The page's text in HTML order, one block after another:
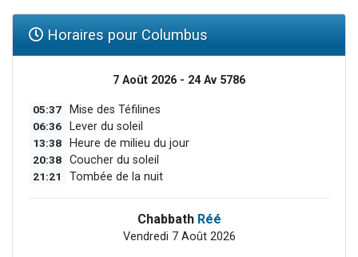
Horaires pour Columbus
7 Août 2026 - 24 Av 5786
05:37 Mise des Téfilines
06:36 Lever du soleil
13:38 Heure de milieu du jour
20:38 Coucher du soleil
21:21 Tombée de la nuit
Chabbath Réé
Vendredi 7 Août 2026